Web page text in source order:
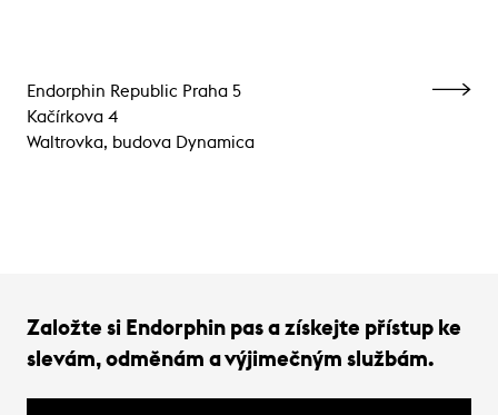
Endorphin Republic Praha 5
Kačírkova 4
Waltrovka, budova Dynamica
Založte si Endorphin pas a získejte přístup ke
slevám, odměnám a výjimečným službám.